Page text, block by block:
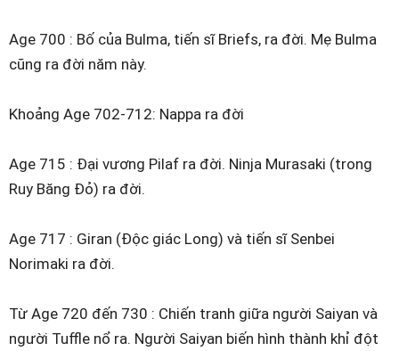
Age 700 : Bố của Bulma, tiến sĩ Briefs, ra đời. Mẹ Bulma
cũng ra đời năm này.
Khoảng Age 702-712: Nappa ra đời
Age 715 : Đại vương Pilaf ra đời. Ninja Murasaki (trong
Ruy Băng Đỏ) ra đời.
Age 717 : Giran (Độc giác Long) và tiến sĩ Senbei
Norimaki ra đời.
Từ Age 720 đến 730 : Chiến tranh giữa người Saiyan và
người Tuffle nổ ra. Người Saiyan biến hình thành khỉ đột